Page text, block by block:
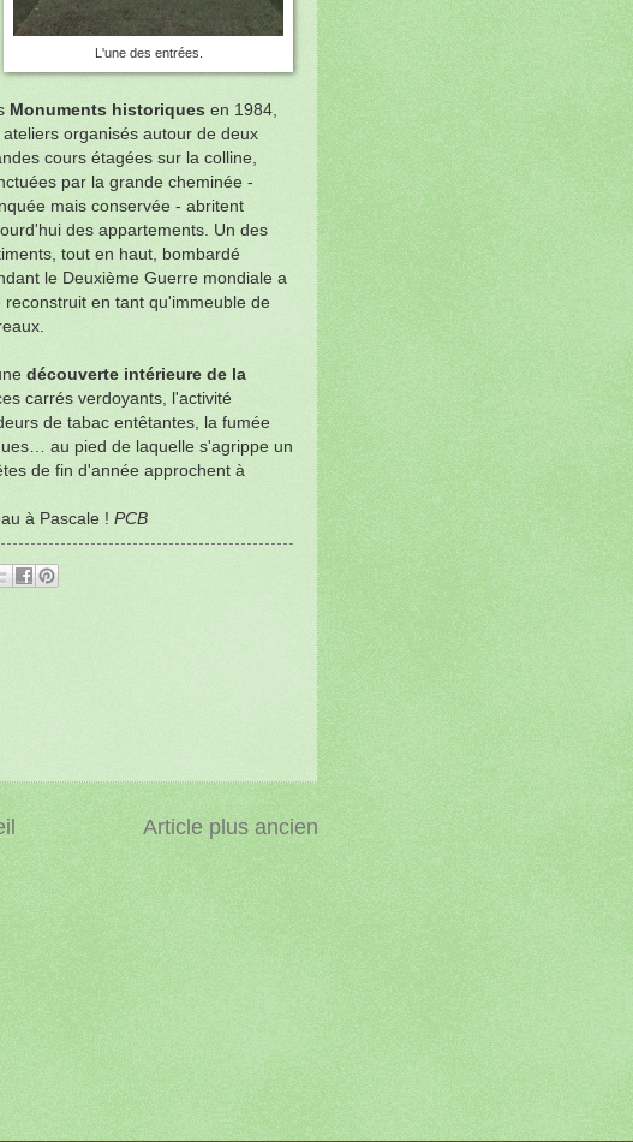
L'une des entrées.
Monuments historiquesen 1984,
ateliers organisés autour de deux
cours étagées sur la colline,
par la grande cheminée -
mais conservée - abritent
des appartements. Un des
tout en haut, bombardé
le Deuxième Guerre mondiale a
reconstruit en tant qu'immeuble de
découverte intérieure de la
carrés verdoyants, l'activité
de tabac entêtantes, la fumée
au pied de laquelle s'agrippe un
de fin d'année approchent à
à Pascale ! PCB
Article plus ancien